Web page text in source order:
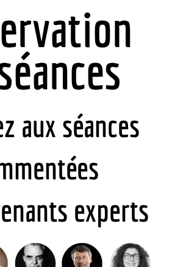
aux séances
experts